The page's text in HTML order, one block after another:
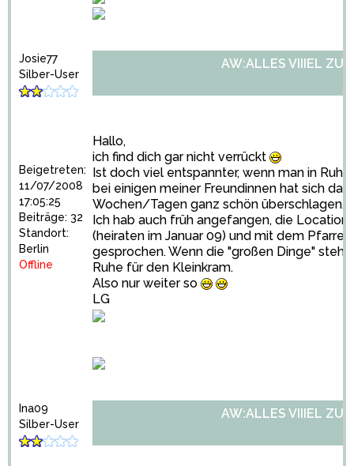
Josie77
Silber-User
Beigetreten:
11/07/2008
17:05:25
Beiträge: 32
Standort:
Berlin
Offline
AW:ALLES VIIIEL ZU
Hallo,
ich find dich gar nicht verrückt
Ist doch viel entspannter, wenn man in
bei einigen meiner Freundinnen hat sich
Wochen/Tagen ganz schön überschlagen...
Ich hab auch früh angefangen, die
(heiraten im Januar 09) und mit dem
gesprochen. Wenn die "großen Dinge"
Ruhe für den Kleinkram.
Also nur weiter so
LG
Ina09
Silber-User
AW:ALLES VIIIEL ZU